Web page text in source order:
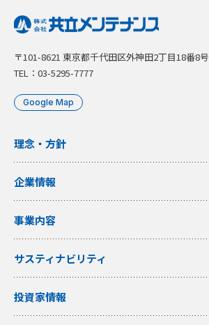
〒101-8621 東京都千代田区外神田2丁目18番8号
TEL：03-5295-7777
Google Map
理念・方針
企業情報
事業内容
サスティナビリティ
投資家情報